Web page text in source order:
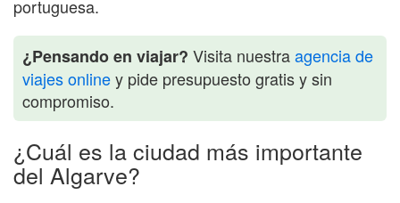
portuguesa.
¿Pensando en viajar? Visita nuestraagencia de
viajes onliney pide presupuesto gratis y sin
compromiso.
¿Cuál es la ciudad más importante
del Algarve?